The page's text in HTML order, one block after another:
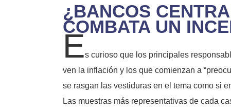
¿BANCOS
COMBATA UN
Es curioso que los principales
ven la inflación y los que comienzan a
se rasgan las vestiduras en el tema como si
Las muestras más representativas de cada